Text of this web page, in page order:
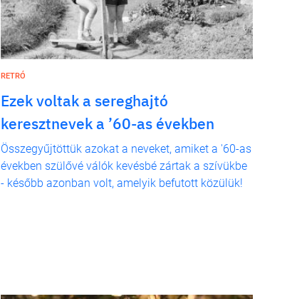
RETRÓ
Ezek voltak a sereghajtó
keresztnevek a ’60-as években
Összegyűjtöttük azokat a neveket, amiket a '60-as
években szülővé válók kevésbé zártak a szívükbe
- később azonban volt, amelyik befutott közülük!